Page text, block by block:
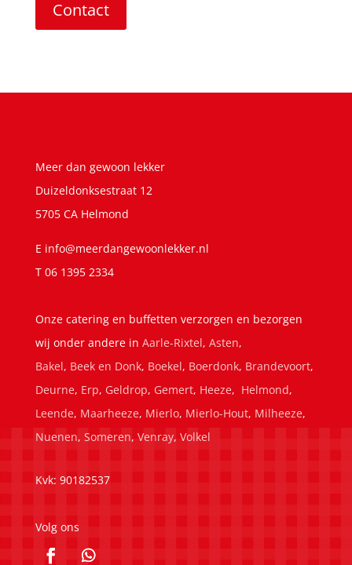
Contact
Meer dan gewoon lekker
Duizeldonksestraat 12
5705 CA Helmond
E info@meerdangewoonlekker.nl
T 06 1395 2334
Onze catering en buffetten verzorgen en bezorgen
wij onder andere in Aarle-Rixtel, Asten,
Bakel, Beek en Donk, Boekel, Boerdonk, Brandevoort,
Deurne, Erp, Geldrop, Gemert, Heeze, Helmond,
Leende, Maarheeze, Mierlo, Mierlo-Hout, Milheeze,
Nuenen, Someren, Venray, Volkel
Kvk: 90182537
Volg ons